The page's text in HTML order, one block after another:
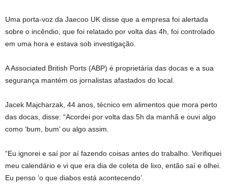
Uma porta-voz da Jaecoo UK disse que a empresa foi alertada
sobre o incêndio, que foi relatado por volta das 4h, foi controlado
em uma hora e estava sob investigação.
A Associated British Ports (ABP) é proprietária das docas e a sua
segurança mantém os jornalistas afastados do local.
Jacek Majcharzak, 44 anos, técnico em alimentos que mora perto
das docas, disse: “Acordei por volta das 5h da manhã e ouvi algo
como ‘bum, bum’ ou algo assim.
“Eu ignorei e saí por aí fazendo coisas antes do trabalho. Verifiquei
meu calendário e vi que era dia de coleta de lixo, então saí e olhei.
Eu penso ‘o que diabos está acontecendo’.